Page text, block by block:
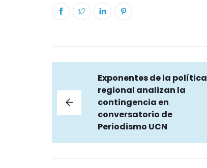
Exponentes de la política
regional analizan la
contingencia en
conversatorio de
Periodismo UCN